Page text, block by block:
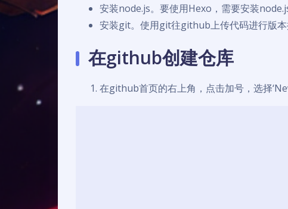
安装node.js。要使用Hexo，需要安装node.js
安装git。使用git往github上传代码进行版本
在github创建仓库
在github首页的右上角，点击加号，选择